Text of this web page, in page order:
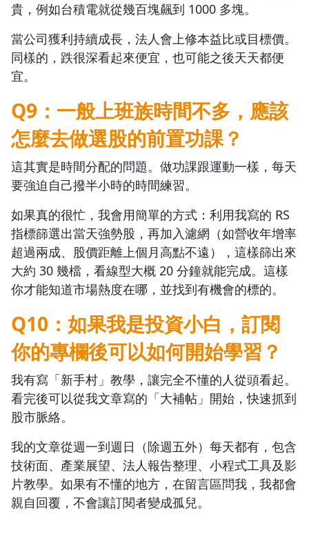
貴，例如台積電就從幾百塊飆到 1000 多塊。
當公司獲利持續成長，法人會上修本益比或目標價。
同樣的，跌很深看起來便宜，也可能之後天天都便
宜。
Q9：一般上班族時間不多，應該
怎麼去做選股的前置功課？
這其實是時間分配的問題。做功課跟運動一樣，每天
要強迫自己撥半小時的時間練習。
如果真的很忙，我會用簡單的方式：利用我寫的 RS
指標篩選出當天強勢股，再加入濾網（如營收年增率
超過兩成、股價距離上個月高點不遠），這樣篩出來
大約 30 幾檔，看線型大概 20 分鐘就能完成。這樣
你才能知道市場熱度在哪，並找到有機會的標的。
Q10：如果我是投資小白，訂閱
你的專欄後可以如何開始學習？
我有寫「新手村」教學，讓完全不懂的人從頭看起。
看完後可以從我文章寫的「大補帖」開始，快速抓到
股市脈絡。
我的文章從週一到週日（除週五外）每天都有，包含
技術面、產業展望、法人報告整理、小程式工具及影
片教學。如果有不懂的地方，在留言區問我，我都會
親自回覆，不會讓訂閱者變成孤兒。
沒有待播放的清單
去逛逛